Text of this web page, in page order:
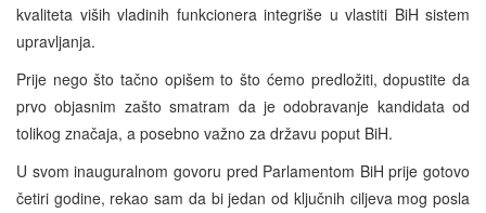
kvaliteta viših vladinih funkcionera integriše u vlastiti BiH sistem
upravljanja.
Prije nego što tačno opišem to što ćemo predložiti, dopustite da
prvo objasnim zašto smatram da je odobravanje kandidata od
tolikog značaja, a posebno važno za državu poput BiH.
U svom inauguralnom govoru pred Parlamentom BiH prije gotovo
četiri godine, rekao sam da bi jedan od ključnih ciljeva mog posla